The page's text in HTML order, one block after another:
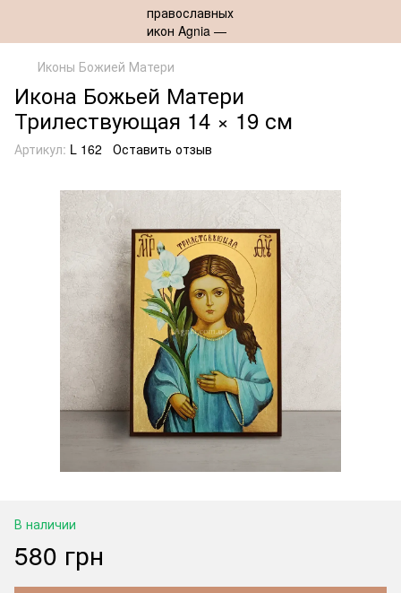
Иконы Божией Матери
Икона Божьей Матери
Трилествующая 14 × 19 см
Артикул: L 162 Оставить отзыв
В наличии
580 грн